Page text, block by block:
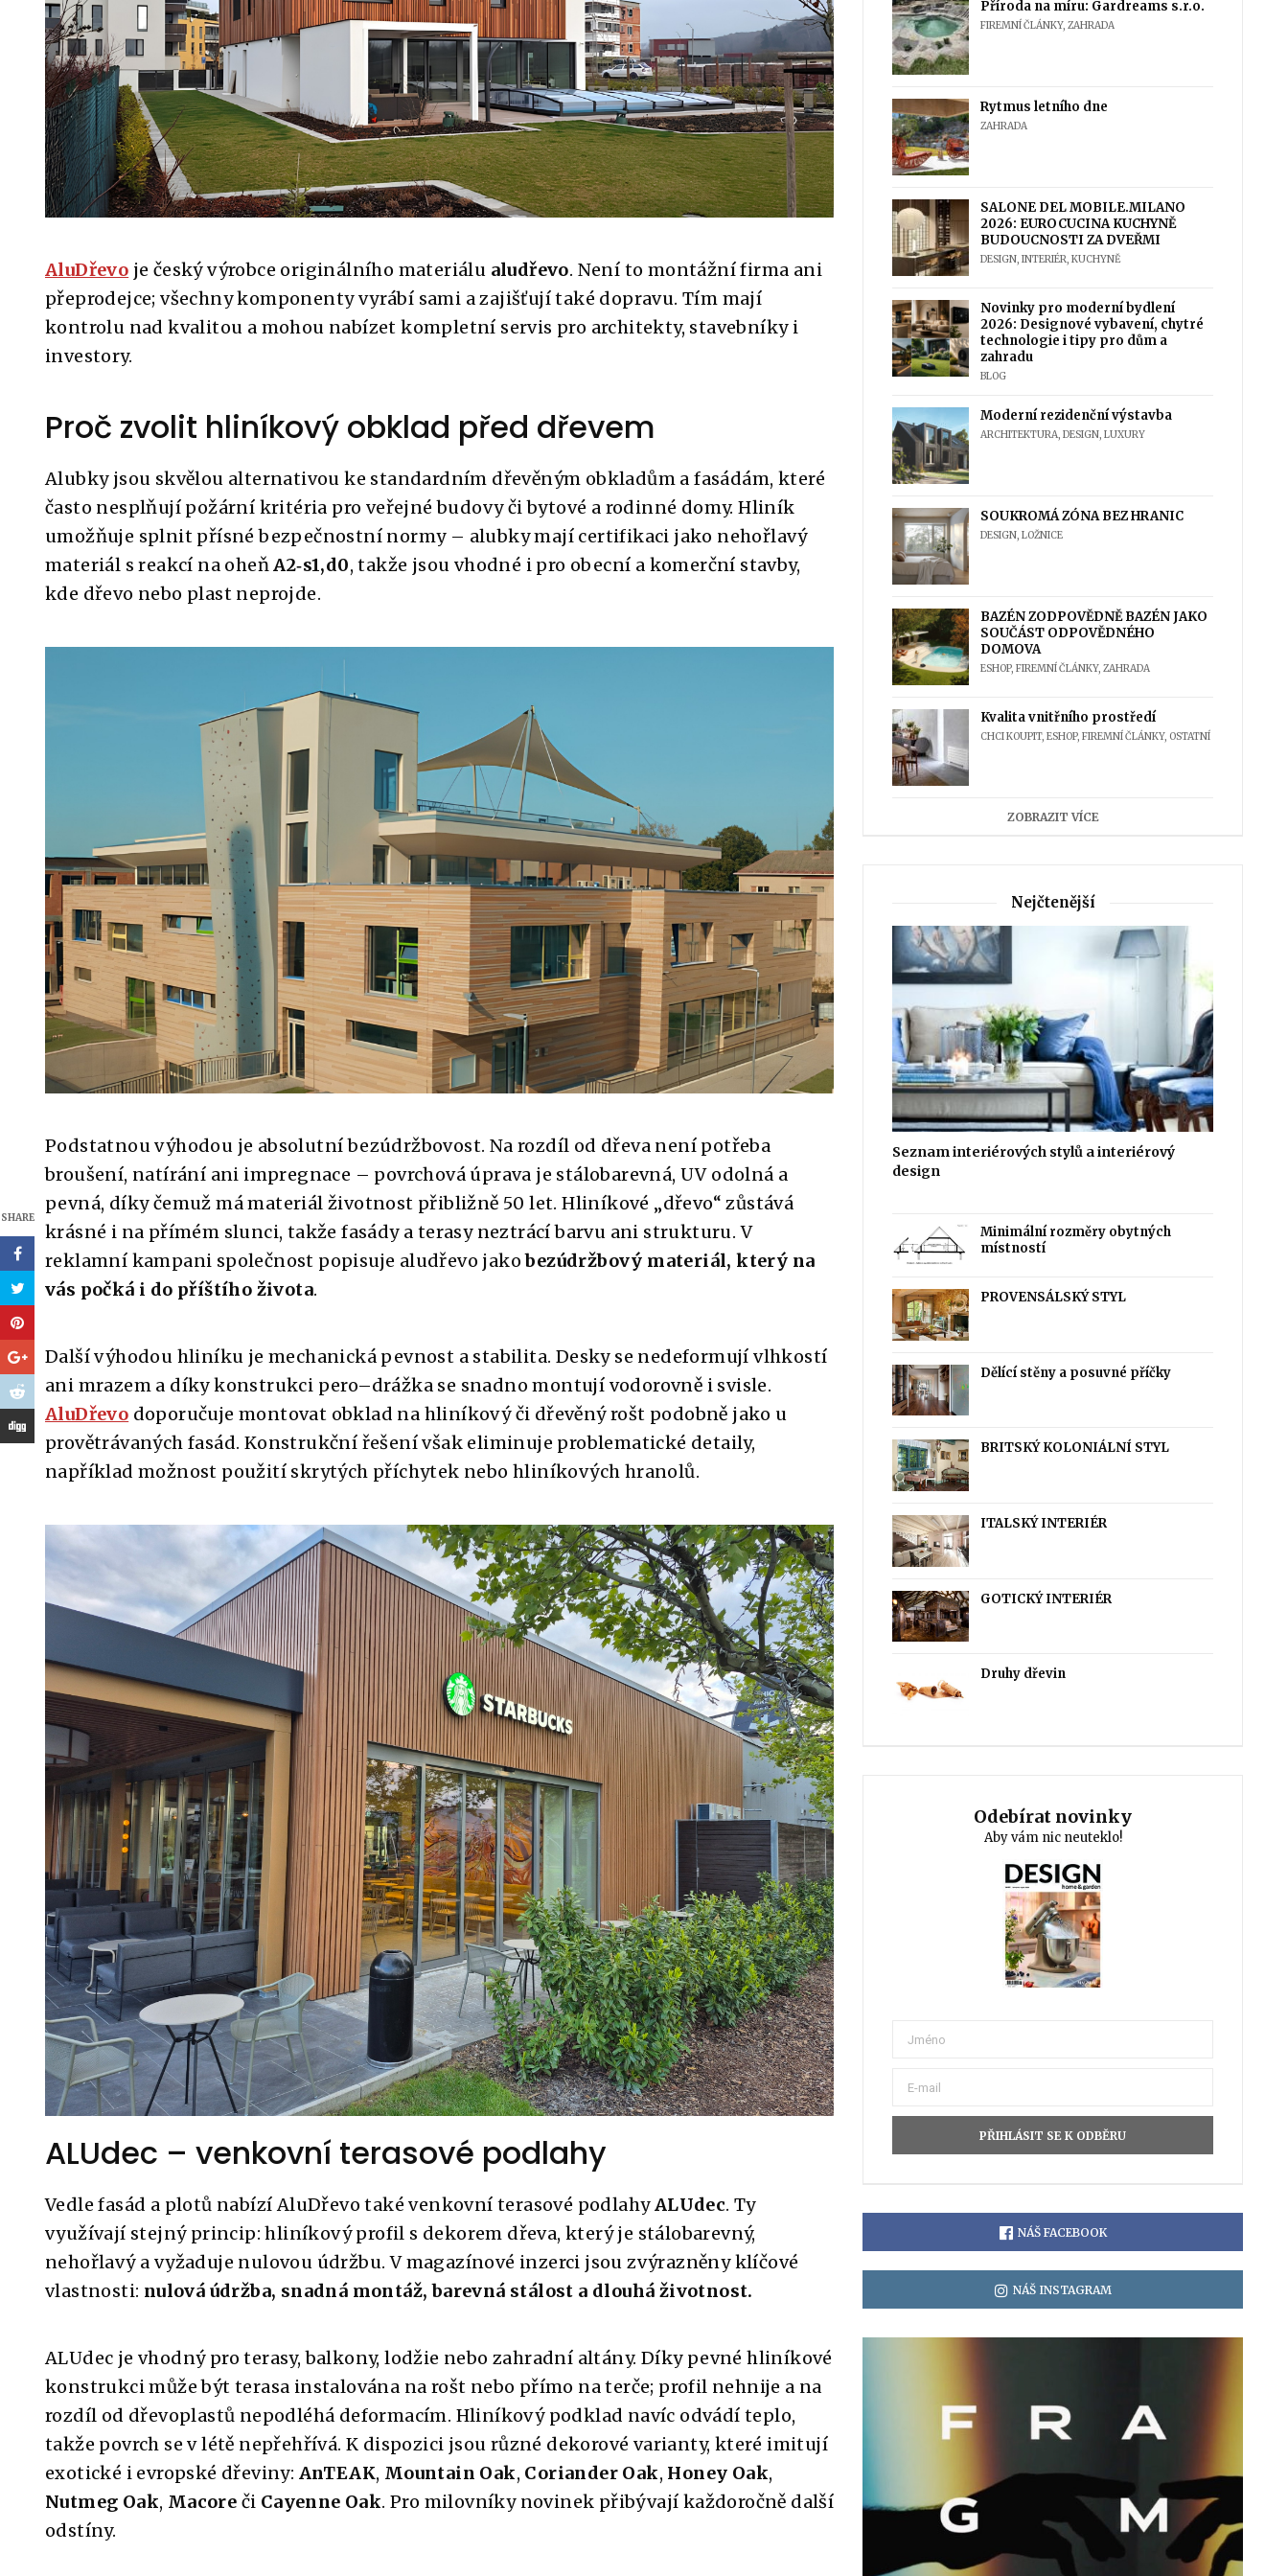
SHARE
AluDřevo je český výrobce originálního materiálu aludřevo. Není to montážní firma ani
přeprodejce; všechny komponenty vyrábí sami a zajišťují také dopravu. Tím mají
kontrolu nad kvalitou a mohou nabízet kompletní servis pro architekty, stavebníky i
investory.
Proč zvolit hliníkový obklad před dřevem
Alubky jsou skvělou alternativou ke standardním dřevěným obkladům a fasádám, které
často nesplňují požární kritéria pro veřejné budovy či bytové a rodinné domy. Hliník
umožňuje splnit přísné bezpečnostní normy – alubky mají certifikaci jako nehořlavý
materiál s reakcí na oheňA2‑s1,d0, takže jsou vhodné i pro obecní a komerční stavby,
kde dřevo nebo plast neprojde.
Podstatnou výhodou je absolutní bezúdržbovost. Na rozdíl od dřeva není potřeba
broušení, natírání ani impregnace – povrchová úprava je stálobarevná, UV odolná a
pevná, díky čemuž má materiál životnost přibližně 50 let. Hliníkové „dřevo“ zůstává
krásné i na přímém slunci, takže fasády a terasy neztrácí barvu ani strukturu. V
reklamní kampani společnost popisuje aludřevo jakobezúdržbový materiál, který na
vás počká i do příštího života.
Další výhodou hliníku je mechanická pevnost a stabilita. Desky se nedeformují vlhkostí
ani mrazem a díky konstrukci pero–drážka se snadno montují vodorovně i svisle.
AluDřevo doporučuje montovat obklad na hliníkový či dřevěný rošt podobně jako u
provětrávaných fasád. Konstrukční řešení však eliminuje problematické detaily,
například možnost použití skrytých příchytek nebo hliníkových hranolů.
ALUdec – venkovní terasové podlahy
Vedle fasád a plotů nabízí AluDřevo také venkovní terasové podlahyALUdec. Ty
využívají stejný princip: hliníkový profil s dekorem dřeva, který je stálobarevný,
nehořlavý a vyžaduje nulovou údržbu. V magazínové inzerci jsou zvýrazněny klíčové
vlastnosti: nulová údržba, snadná montáž, barevná stálost a dlouhá životnost.
ALUdec je vhodný pro terasy, balkony, lodžie nebo zahradní altány. Díky pevné hliníkové
konstrukci může být terasa instalována na rošt nebo přímo na terče; profil nehnije a na
rozdíl od dřevoplastů nepodléhá deformacím. Hliníkový podklad navíc odvádí teplo,
takže povrch se v létě nepřehřívá. K dispozici jsou různé dekorové varianty, které imitují
exotické i evropské dřeviny: AnTEAK, Mountain Oak, Coriander Oak, Honey Oak,
Nutmeg Oak, Macore či Cayenne Oak. Pro milovníky novinek přibývají každoročně další
odstíny.
Příroda na míru: Gardreams s.r.o.
FIREMNÍ ČLÁNKY,ZAHRADA
Rytmus letního dne
ZAHRADA
SALONE DEL MOBILE.MILANO
2026: EUROCUCINA KUCHYNĚ
BUDOUCNOSTI ZA DVEŘMI
DESIGN,INTERIÉR,KUCHYNĚ
Novinky pro moderní bydlení
2026: Designové vybavení, chytré
technologie i tipy pro dům a
zahradu
BLOG
Moderní rezidenční výstavba
ARCHITEKTURA,DESIGN,LUXURY
SOUKROMÁ ZÓNA BEZ HRANIC
DESIGN,LOŽNICE
BAZÉN ZODPOVĚDNĚ BAZÉN JAKO
SOUČÁST ODPOVĚDNÉHO
DOMOVA
ESHOP,FIREMNÍ ČLÁNKY,ZAHRADA
Kvalita vnitřního prostředí
CHCI KOUPIT,ESHOP,FIREMNÍ ČLÁNKY, OSTATNÍ
ZOBRAZIT VÍCE
Nejčtenější
Seznam interiérových stylů a interiérový
design
Minimální rozměry obytných
místností
PROVENSÁLSKÝ STYL
Dělící stěny a posuvné příčky
BRITSKÝ KOLONIÁLNÍ STYL
ITALSKÝ INTERIÉR
GOTICKÝ INTERIÉR
Druhy dřevin
Odebírat novinky
Aby vám nic neuteklo!
NÁŠ FACEBOOK
NÁŠ INSTAGRAM